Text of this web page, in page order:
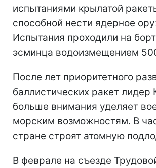
испытаниями крылатой
способной нести ядерное
Испытания проходили на
эсминца водоизмещением
После лет приоритетного
баллистических ракет
больше внимания уделяет
морским возможностям. В
стране строят атомную
В феврале на съезде